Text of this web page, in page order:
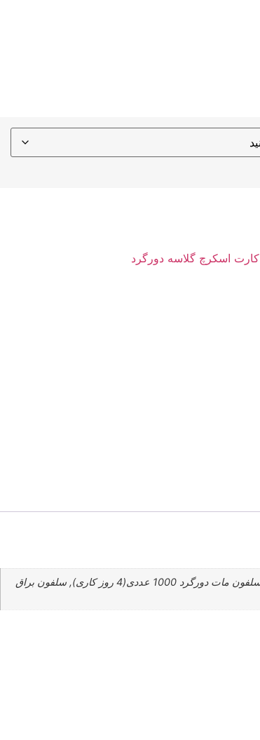
کارت اسکرچ گلاسه دورگرد
سلفون مات دورگرد 500 عددی(8 روز کاری), سلفون مات دورگرد 500 عددی(4 روز کاری), سلفون مات دورگرد 1000 عددی(8 روز کاری), سلفون مات دورگرد 1000 عددی(4 روز کاری), سلفون براق